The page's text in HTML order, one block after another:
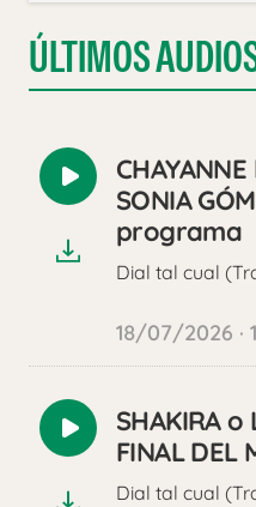
ÚLTIMOS
Reproducir
audioSONIA
programa
Dial tal cual
18/07/2026 ·
Reproducir
audio
SHAKIRA o
FINAL DEL
Dial tal cual